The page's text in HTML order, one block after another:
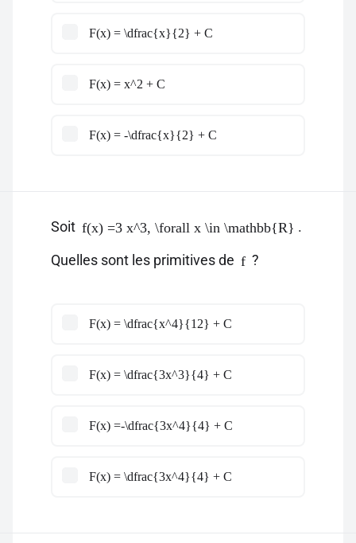
F(x) = \dfrac{x}{2} + C
F(x) = x^2 + C
F(x) = -\dfrac{x}{2} + C
Soit f(x) =3 x^3, \forall x \in \mathbb{R} .
Quelles sont les primitives de f ?
F(x) = \dfrac{x^4}{12} + C
F(x) = \dfrac{3x^3}{4} + C
F(x) =-\dfrac{3x^4}{4} + C
F(x) = \dfrac{3x^4}{4} + C